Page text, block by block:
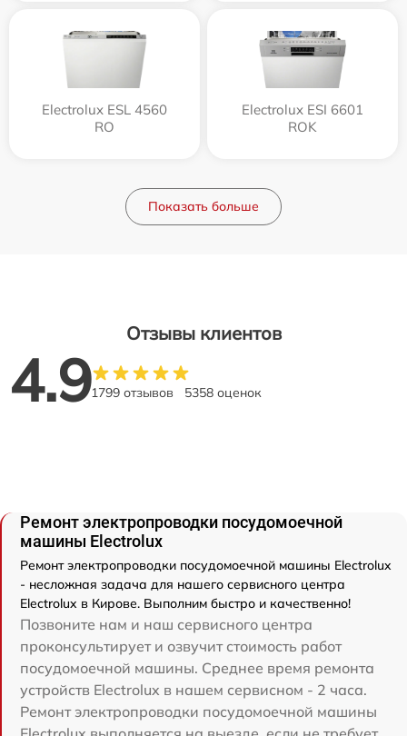
Electrolux ESL 4560
RO
Electrolux ESI 6601
ROK
Показать больше
Отзывы клиентов
4.91799 отзывов 5358 оценок
Ремонт электропроводки посудомоечной
машины Electrolux
Ремонт электропроводки посудомоечной машины Electrolux
- несложная задача для нашего сервисного центра
Electrolux в Кирове. Выполним быстро и качественно!
Позвоните нам и наш сервисного центра
проконсультирует и озвучит стоимость работ
посудомоечной машины. Среднее время ремонта
устройств Electrolux в нашем сервисном - 2 часа.
Ремонт электропроводки посудомоечной машины